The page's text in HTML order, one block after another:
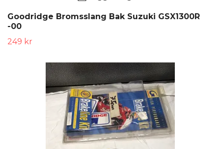
Goodridge Bromsslang Bak Suzuki GSX1300R
-00
249 kr